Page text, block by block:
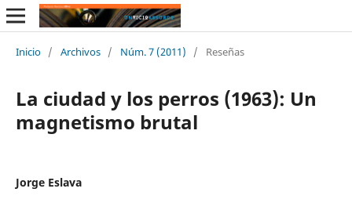
Inicio / Archivos / Núm. 7 (2011) / Reseñas
La ciudad y los perros (1963): Un
magnetismo brutal
Jorge Eslava